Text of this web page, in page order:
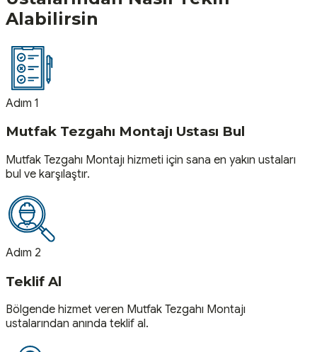
Alabilirsin
Adım 1
Mutfak Tezgahı Montajı Ustası Bul
Mutfak Tezgahı Montajı hizmeti için sana en yakın ustaları
bul ve karşılaştır.
Adım 2
Teklif Al
Bölgende hizmet veren Mutfak Tezgahı Montajı
ustalarından anında teklif al.